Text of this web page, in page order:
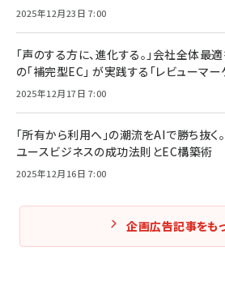
2025年12月23日 7:00
「声のする方に、進化する。」会社全体最
の「補完型EC」 が実践する「レビューマー
2025年12月17日 7:00
「所有から利用へ」の潮流をAIで勝ち抜く
ユースビジネスの成功法則とEC構築術
2025年12月16日 7:00
企画広告記事をも